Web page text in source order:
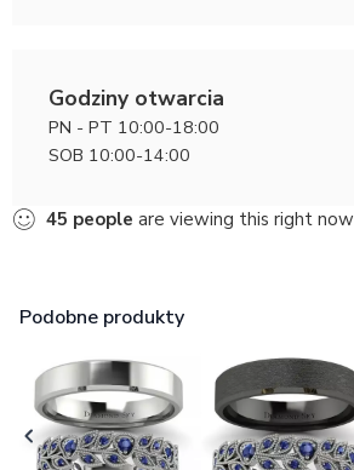
Godziny otwarcia
PN - PT 10:00-18:00
SOB 10:00-14:00
45 people are viewing this right now
Podobne produkty